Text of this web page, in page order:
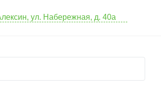
ул. Набережная, д. 40а